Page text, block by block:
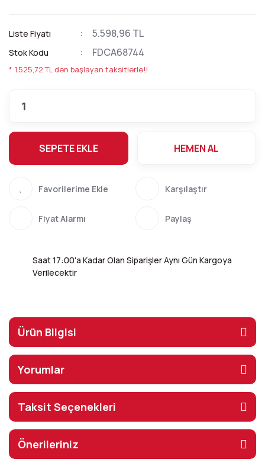
Liste Fiyatı 5.598,96 TL
Stok Kodu FDCA68744
* 1.525,72 TL den başlayan taksitlerle!!
SEPETE EKLE HEMEN AL
Karşılaştır
Fiyat Alarmı Paylaş
Saat 17:00'a Kadar Olan Siparişler Aynı Gün Kargoya
Verilecektir
Ürün Bilgisi
Yorumlar
Taksit Seçenekleri
Önerileriniz